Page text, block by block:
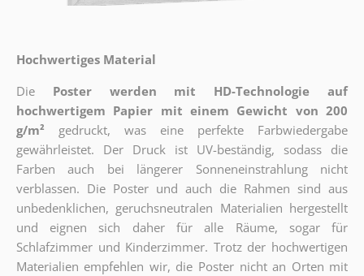
Hochwertiges Material
Die
Poster werden mit HD-Technologie auf
hochwertigem Papier mit einem Gewicht von 200
g/m²
gedruckt, was eine perfekte Farbwiedergabe
gewährleistet. Der Druck ist UV-beständig, sodass die
Farben auch bei längerer Sonneneinstrahlung nicht
verblassen. Die Poster und auch die Rahmen sind aus
unbedenklichen, geruchsneutralen Materialien hergestellt
und eignen sich daher für alle Räume, sogar für
Schlafzimmer und Kinderzimmer. Trotz der hochwertigen
Materialien empfehlen wir, die Poster nicht an Orten mit